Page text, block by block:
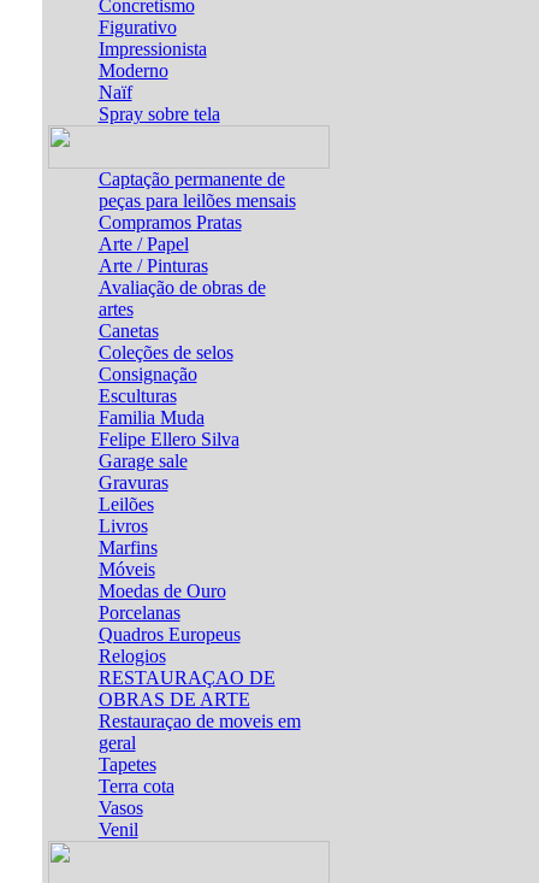
Concretismo
Figurativo
Impressionista
Moderno
Naïf
Spray sobre tela
Captação permanente de
peças para leilões mensais
Compramos Pratas
Arte / Papel
Arte / Pinturas
Avaliação de obras de
artes
Canetas
Coleções de selos
Consignação
Esculturas
Familia Muda
Felipe Ellero Silva
Garage sale
Gravuras
Leilões
Livros
Marfins
Móveis
Moedas de Ouro
Porcelanas
Quadros Europeus
Relogios
RESTAURAÇAO DE
OBRAS DE ARTE
Restauraçao de moveis em
geral
Tapetes
Terra cota
Vasos
Venil